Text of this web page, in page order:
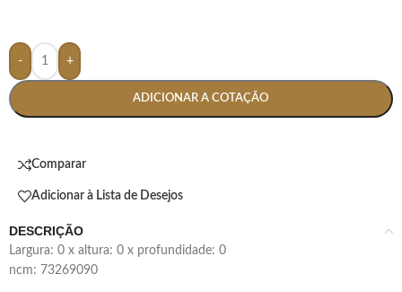
- +
ADICIONAR A COTAÇÃO
Comparar
Adicionar à Lista de Desejos
DESCRIÇÃO
largura: 0 x altura: 0 x profundidade: 0
ncm: 73269090